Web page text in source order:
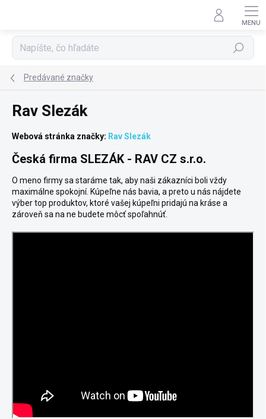
Hľadať
Predávané značky
Rav Slezák
Webová stránka značky: Rav Slezák
Česká firma SLEZÁK - RAV CZ s.r.o.
O meno firmy sa staráme tak, aby naši zákazníci boli vždy
maximálne spokojní. Kúpeľne nás bavia, a preto u nás nájdete
výber top produktov, ktoré vašej kúpeľni pridajú na kráse a
zároveň sa na ne budete môcť spoľahnúť.